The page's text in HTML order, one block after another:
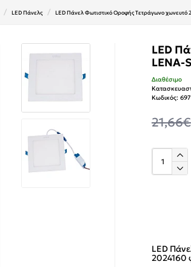
LED Πάνελς LED Πάνελ Φωτιστικό Οροφής Τετράγωνο χωνευτό
LED
LENA-
21,66€
Διαθέσιμο
Κωδικός:
LED
2024160